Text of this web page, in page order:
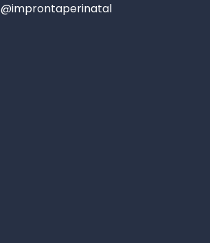
@improntaperinatal